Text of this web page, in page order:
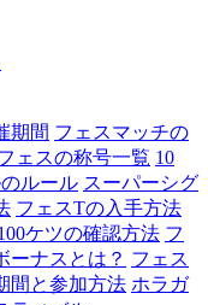
期間 フェスマッチの
ェスの称号一覧 10
ルール スーパーシグ
フェスTの入手方法
ケツの確認方法 フ
ーナスとは？ フェス
間と参加方法 ホラガ